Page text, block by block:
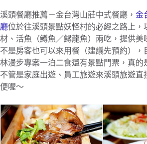
溪頭餐廳推薦－金台灣山莊中式餐廳， 金
廳位於往溪頭景點妖怪村的必經之路上，
材、活魚（鱒魚／鱘龍魚）兩吃， 提供美
不是房客也可以來用餐（建議先預約），
林漫步專案一泊二食還有景點門票， 真的
不管是家庭出遊、 員工旅遊來溪頭旅遊直
便喔～